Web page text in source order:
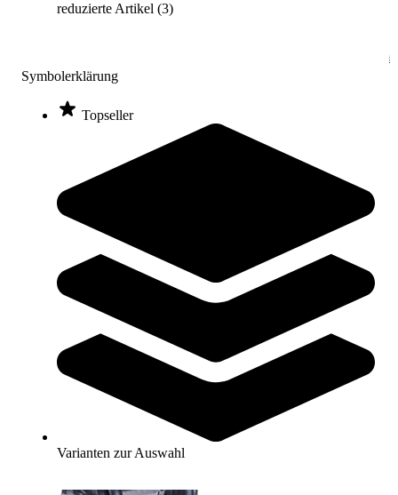
reduzierte Artikel (3)
Symbolerklärung
Topseller
Varianten zur Auswahl
tanga sports® Kurzhantelstange mit Sternverschluß, Ø 30 mm
24,30 €
Zum Produkt
tanga sports® Kurzhantel-Set 20 kg
99,95 €
Zum Produkt
Sofort lieferbar